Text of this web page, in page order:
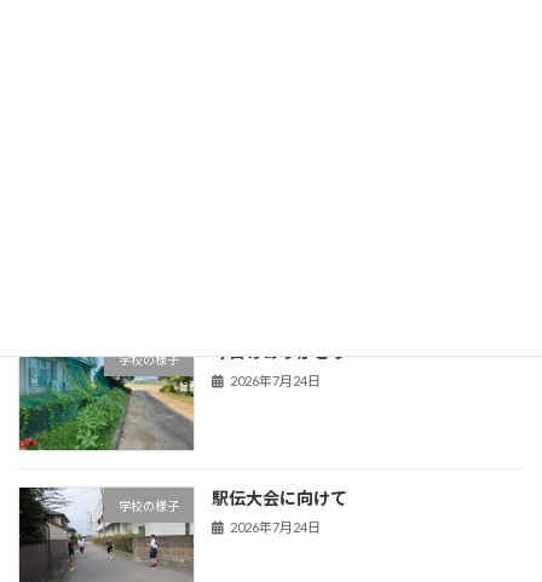
学校の様子 今日のありがとう
2026年7月24日
学校の様子 駅伝大会に向けて
2026年7月24日